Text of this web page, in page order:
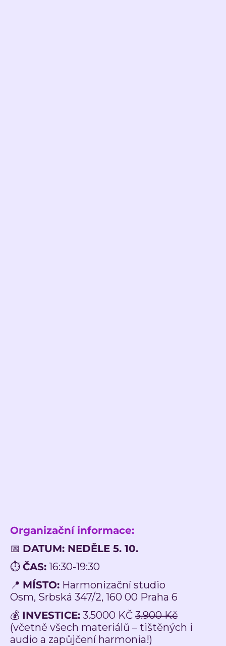
Organizační informace:
📅 DATUM: NEDĚLE 5. 10.
⏱️ ČAS: 16:30-19:30
📍 MÍSTO: Harmonizační studio
Osm, Srbská 347/2, 160 00 Praha 6
💰 INVESTICE: 3.5000 KČ 3.900 Kč
(včetně všech materiálů – tištěných i
audio a zapůjčení harmonia!)